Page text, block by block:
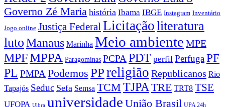
Governo Zé Maria história Ibama IBGE Instagram Inventário
Jogo online Justiça FederalLicitaçãoliteratura
lutoManaus Marinha Meio ambiente MPE
MPFMPPA Paragominas PCPA PDT perfil PerfugaPF
PL PMPA Podemos PPreligião Republicanos Rio
Tapajós Seduc Sefa Semsa TCM TJPA TRE TRT8 TSE
UFOPA Ulbra universidade União Brasil UPA 24h